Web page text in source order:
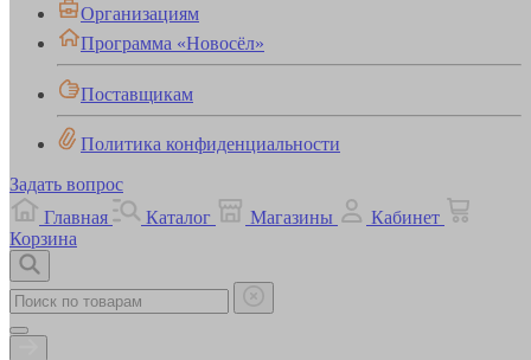
Организациям
Программа «Новосёл»
Поставщикам
Политика конфиденциальности
Задать вопрос
Главная
Каталог Магазины
Кабинет
Корзина